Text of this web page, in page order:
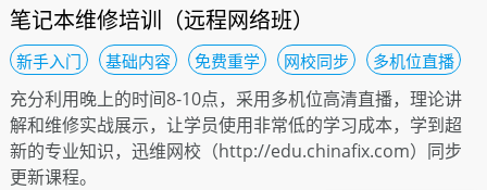
笔记本维修培训（远程网络班）
新手入门 基础内容 免费重学 网校同步 多机位直播
充分利用晚上的时间8-10点，采用多机位高清直播，理论讲
解和维修实战展示，让学员使用非常低的学习成本，学到超
新的专业知识，迅维网校（http://edu.chinafix.com）同步
更新课程。